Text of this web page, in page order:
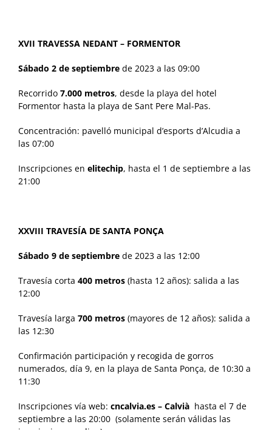
XVII TRAVESSA NEDANT – FORMENTOR
Sábado 2 de septiembre de 2023 a las 09:00
Recorrido 7.000 metros, desde la playa del hotel
Formentor hasta la playa de Sant Pere Mal-Pas.
Concentración: pavelló municipal d’esports d’Alcudia a
las 07:00
Inscripciones en elitechip, hasta el 1 de septiembre a las
21:00
XXVIII TRAVESÍA DE SANTA PONÇA
Sábado 9 de septiembre de 2023 a las 12:00
Travesía corta 400 metros (hasta 12 años): salida a las
12:00
Travesía larga 700 metros (mayores de 12 años): salida a
las 12:30
Confirmación participación y recogida de gorros
numerados, día 9, en la playa de Santa Ponça, de 10:30 a
11:30
Inscripciones vía web: cncalvia.es – Calvià hasta el 7 de
septiembre a las 20:00 (solamente serán válidas las